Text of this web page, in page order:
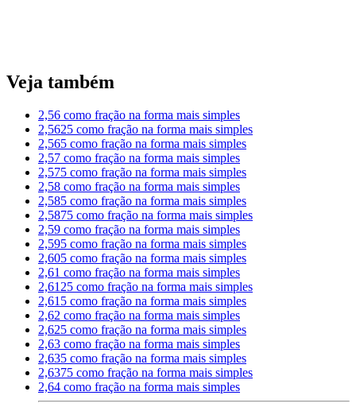
Veja também
2,56 como fração na forma mais simples
2,5625 como fração na forma mais simples
2,565 como fração na forma mais simples
2,57 como fração na forma mais simples
2,575 como fração na forma mais simples
2,58 como fração na forma mais simples
2,585 como fração na forma mais simples
2,5875 como fração na forma mais simples
2,59 como fração na forma mais simples
2,595 como fração na forma mais simples
2,605 como fração na forma mais simples
2,61 como fração na forma mais simples
2,6125 como fração na forma mais simples
2,615 como fração na forma mais simples
2,62 como fração na forma mais simples
2,625 como fração na forma mais simples
2,63 como fração na forma mais simples
2,635 como fração na forma mais simples
2,6375 como fração na forma mais simples
2,64 como fração na forma mais simples